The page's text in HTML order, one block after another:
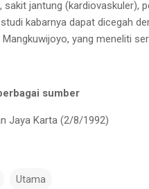
sakit jantung (kardiovaskuler),
kabarnya dapat dicegah
Mangkuwijoyo, yang meneliti
sumber
Jaya Karta (2/8/1992)
Utama